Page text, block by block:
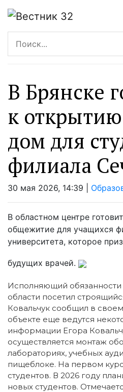
В Брянске
к
дом для
филиала
30 мая 2026, 14:39 |
В областном центре
общежитие для учащихся
университета, которое
будущих врачей.
Исполняющий обязанности
области посетил
Ковальчук сообщил в
объекте еще ведутся
информации Егора
осуществляется монтаж
лабораториях, учебных
пищеблоке. На первом
студентов. В 2026 году
новых студентов.